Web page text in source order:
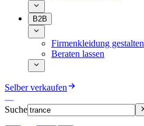
B2B
Firmenkleidung gestalten
Beraten lassen
Selber verkaufen
Suche